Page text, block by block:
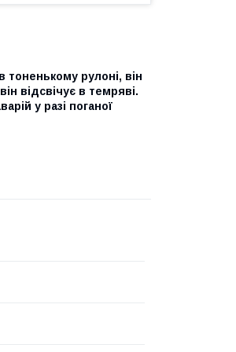
рулоні, він
відсвічує в темряві.
у разі поганої